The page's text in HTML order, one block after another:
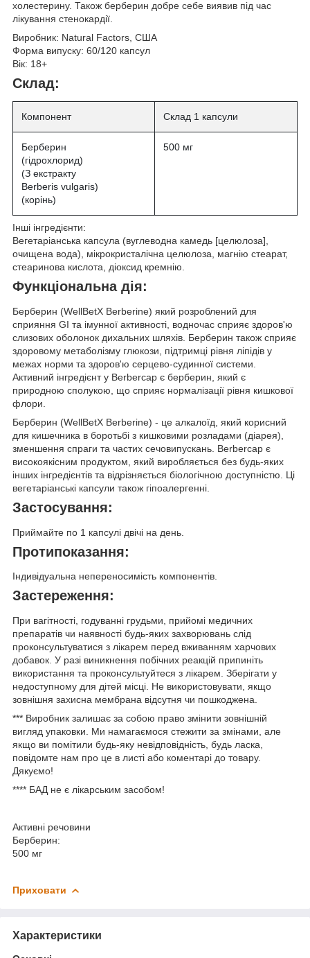
холестерину. Також берберин добре себе виявив під час
лікування стенокардії.
Виробник: Natural Factors, США
Форма випуску: 60/120 капсул
Вік: 18+
Склад:
Компонент Склад 1 капсули
Берберин
(гідрохлорид)
(З екстракту
Berberis vulgaris)
(корінь)
500 мг
Інші інгредієнти:
Вегетаріанська капсула (вуглеводна камедь [целюлоза],
очищена вода), мікрокристалічна целюлоза, магнію стеарат,
стеаринова кислота, діоксид кремнію.
Функціональна дія:
Берберин (WellBetX Berberine) який розроблений для
сприяння GI та імунної активності, водночас сприяє здоров'ю
слизових оболонок дихальних шляхів. Берберин також сприяє
здоровому метаболізму глюкози, підтримці рівня ліпідів у
межах норми та здоров'ю серцево-судинної системи.
Активний інгредієнт у Berbercap є берберин, який є
природною сполукою, що сприяє нормалізації рівня кишкової
флори.
Берберин (WellBetX Berberine) - це алкалоїд, який корисний
для кишечника в боротьбі з кишковими розладами (діарея),
зменшення спраги та частих сечовипускань. Berbercap є
високоякісним продуктом, який виробляється без будь-яких
інших інгредієнтів та відрізняється біологічною доступністю. Ці
вегетаріанські капсули також гіпоалергенні.
Застосування:
Приймайте по 1 капсулі двічі на день.
Протипоказання:
Індивідуальна непереносимість компонентів.
Застереження:
При вагітності, годуванні грудьми, прийомі медичних
препаратів чи наявності будь-яких захворювань слід
проконсультуватися з лікарем перед вживанням харчових
добавок. У разі виникнення побічних реакцій припиніть
використання та проконсультуйтеся з лікарем. Зберігати у
недоступному для дітей місці. Не використовувати, якщо
зовнішня захисна мембрана відсутня чи пошкоджена.
*** Виробник залишає за собою право змінити зовнішній
вигляд упаковки. Ми намагаємося стежити за змінами, але
якщо ви помітили будь-яку невідповідність, будь ласка,
повідомте нам про це в листі або коментарі до товару.
Дякуємо!
**** БАД не є лікарським засобом!
Активні речовини
Берберин:
500 мг
Приховати
Характеристики